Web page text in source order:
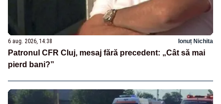
6 aug. 2026, 14:38 Ionuț Nichita
Patronul CFR Cluj, mesaj fără precedent: „Cât să mai
pierd bani?”